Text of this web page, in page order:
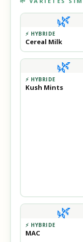
🌿
⚡ HYBRIDE
Cereal Milk
🌿
⚡ HYBRIDE
Kush Mints
🌿
⚡ HYBRIDE
MAC